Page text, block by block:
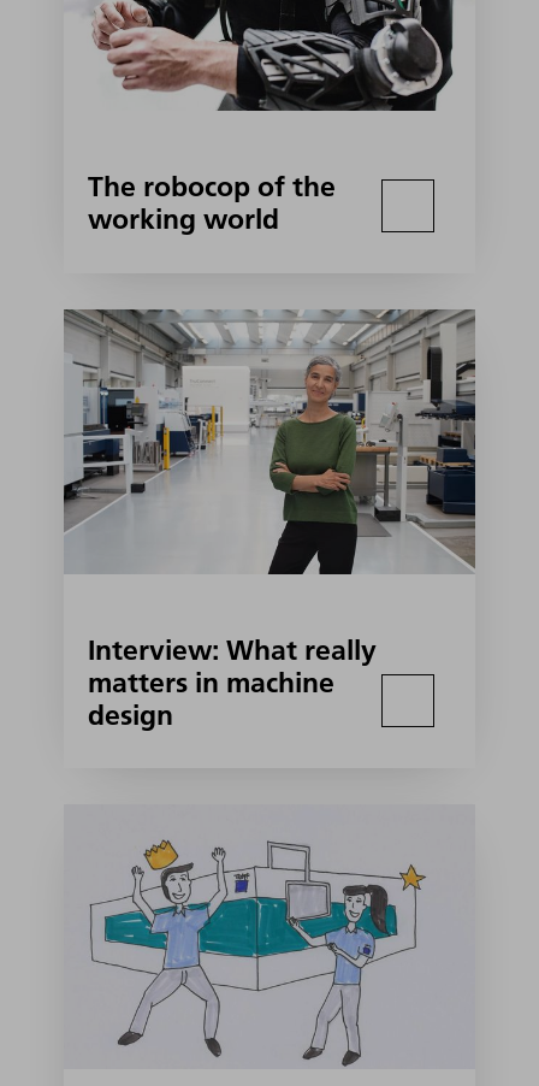
The robocop of the
working world
Interview: What really
matters in machine
design